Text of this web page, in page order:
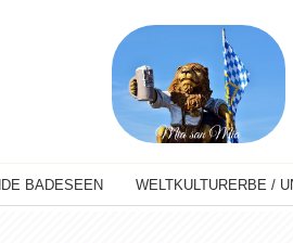
BADESEEN WELTKULTURERBE /